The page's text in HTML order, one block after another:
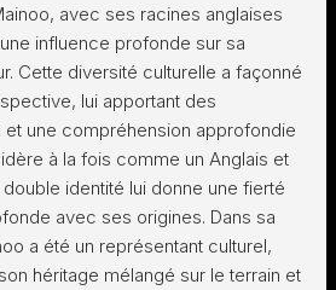
avec ses racines anglaises
influence profonde sur sa
Cette diversité culturelle a façonné
lui apportant des
une compréhension approfondie
à la fois comme un Anglais et
identité lui donne une fierté
avec ses origines. Dans sa
a été un représentant culturel,
héritage mélangé sur le terrain et